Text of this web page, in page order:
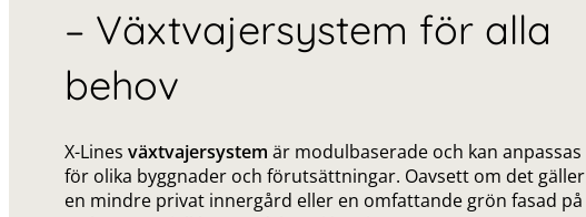
– Växtvajersystem för alla
behov
X-Lines växtvajersystem är modulbaserade och kan anpassas
för olika byggnader och förutsättningar. Oavsett om det gäller
en mindre privat innergård eller en omfattande grön fasad på